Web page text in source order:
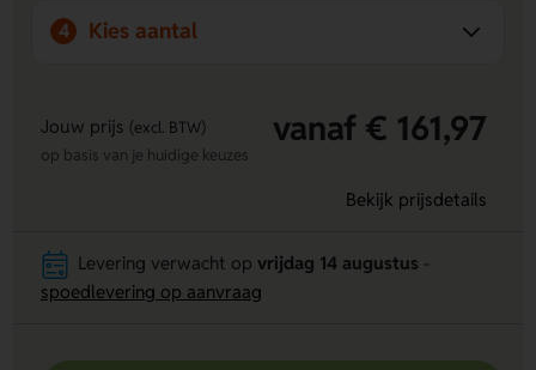
4 Kies aantal
Jouw prijs (excl. BTW) vanaf € 161,97
op basis van je huidige keuzes
Bekijk prijsdetails
Levering verwacht opvrijdag 14 augustus
spoedlevering op aanvraag